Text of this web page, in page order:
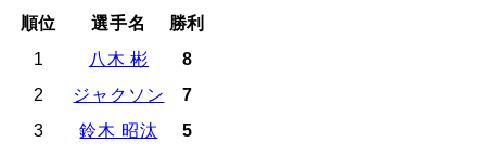
順位
選手名
勝利
1
八木 彬
8
2
ジャクソン
7
3
鈴木 昭汰
5